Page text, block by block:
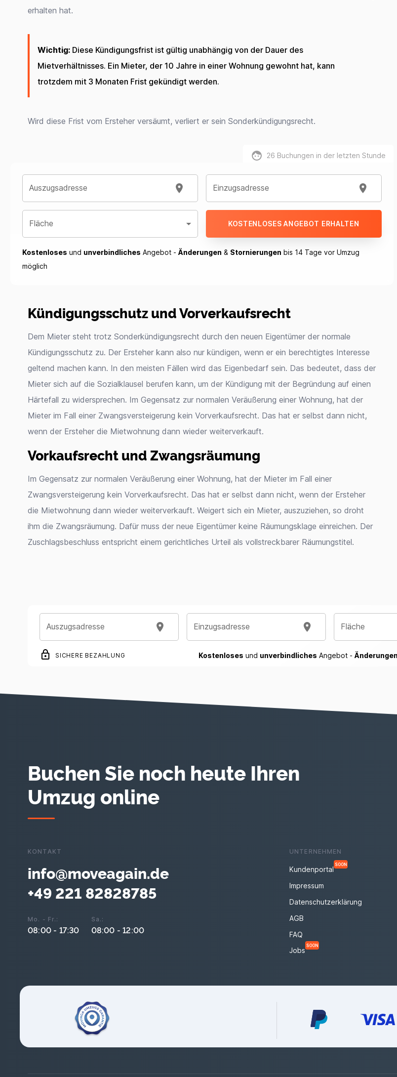
erhalten hat.
Wichtig: Diese Kündigungsfrist ist gültig unabhängig von der Dauer des
Mietverhältnisses. Ein Mieter, der 10 Jahre in einer Wohnung gewohnt hat, kann
trotzdem mit 3 Monaten Frist gekündigt werden.
Wird diese Frist vom Ersteher versäumt, verliert er sein Sonderkündigungsrecht.
26 Buchungen in der letzten Stunde
Auszugsadresse Einzugsadresse
Fläche KOSTENLOSES ANGEBOT ERHALTEN
Kostenloses und unverbindliches Angebot - Änderungen & Stornierungen bis 14 Tage vor Umzug
möglich
Kündigungsschutz und Vorverkaufsrecht
Dem Mieter steht trotz Sonderkündigungsrecht durch den neuen Eigentümer der normale
Kündigungsschutz zu. Der Ersteher kann also nur kündigen, wenn er ein berechtigtes Interesse
geltend machen kann. In den meisten Fällen wird das Eigenbedarf sein. Das bedeutet, dass der
Mieter sich auf die Sozialklausel berufen kann, um der Kündigung mit der Begründung auf einen
Härtefall zu widersprechen. Im Gegensatz zur normalen Veräußerung einer Wohnung, hat der
Mieter im Fall einer Zwangsversteigerung kein Vorverkaufsrecht. Das hat er selbst dann nicht,
wenn der Ersteher die Mietwohnung dann wieder weiterverkauft.
Vorkaufsrecht und Zwangsräumung
Im Gegensatz zur normalen Veräußerung einer Wohnung, hat der Mieter im Fall einer
Zwangsversteigerung kein Vorverkaufsrecht. Das hat er selbst dann nicht, wenn der Ersteher
die Mietwohnung dann wieder weiterverkauft. Weigert sich ein Mieter, auszuziehen, so droht
ihm die Zwangsräumung. Dafür muss der neue Eigentümer keine Räumungsklage einreichen. Der
Zuschlagsbeschluss entspricht einem gerichtliches Urteil als vollstreckbarer Räumungstitel.
Auszugsadresse Einzugsadresse Fläche
SICHERE BEZAHLUNG Kostenloses und unverbindliches Angebot - Änderungen
Buchen Sie noch heute Ihren
Umzug online
KONTAKT
info@moveagain.de
+49 221 82828785
Mo. - Fr.:
08:00 - 17:30
Sa.:
08:00 - 12:00
UNTERNEHMEN
Kundenportal
SOON
Impressum
Datenschutzerklärung
AGB
FAQ
Jobs
SOON